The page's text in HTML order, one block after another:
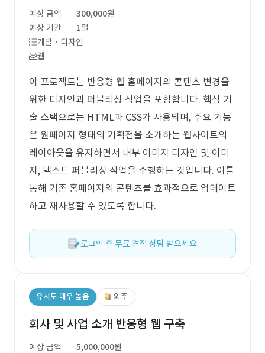
예상 금액
300,000원
예상 기간
1일
개발 · 디자인
웹
이 프로젝트는 반응형 웹 홈페이지의 콘텐츠 변경을
위한 디자인과 퍼블리싱 작업을 포함합니다. 핵심 기
술 스택으로는 HTML과 CSS가 사용되며, 주요 기능
은 원페이지 형태의 기획전을 소개하는 웹사이트의
레이아웃을 유지하면서 내부 이미지 디자인 및 이미
지, 텍스트 퍼블리싱 작업을 수행하는 것입니다. 이를
통해 기존 홈페이지의 콘텐츠를 효과적으로 업데이트
하고 재사용할 수 있도록 합니다.
로그인 후 무료 견적 상담 받으세요.
유사도 매우 높음 외주
회사 및 사업 소개 반응형 웹 구축
예상 금액
5,000,000원